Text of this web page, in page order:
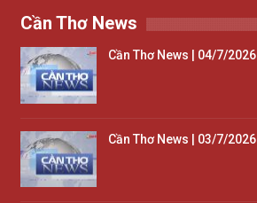
Cần Thơ News
Cần Thơ News | 04/7/2026
Cần Thơ News | 03/7/2026